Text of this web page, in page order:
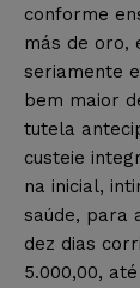
conforme
más de oro,
seriamente
bem maior
tutela
custeie
na inicial,
saúde, para
dez dias
5.000,00,